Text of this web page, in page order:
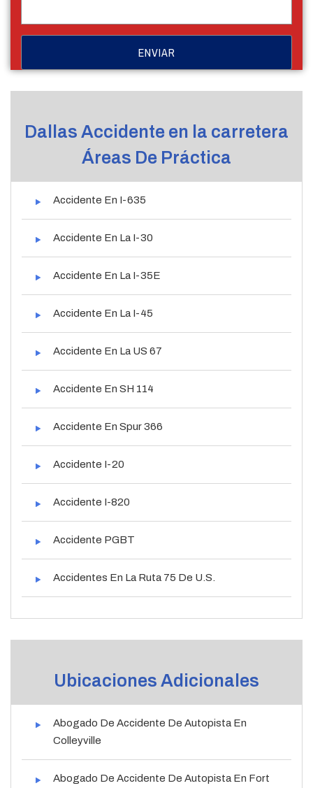
Dallas Accidente en la carretera
Áreas De Práctica
Accidente En I-635
Accidente En La I-30
Accidente En La I-35E
Accidente En La I-45
Accidente En La US 67
Accidente En SH 114
Accidente En Spur 366
Accidente I-20
Accidente I-820
Accidente PGBT
Accidentes En La Ruta 75 De U.S.
Ubicaciones Adicionales
Abogado De Accidente De Autopista En
Colleyville
Abogado De Accidente De Autopista En Fort